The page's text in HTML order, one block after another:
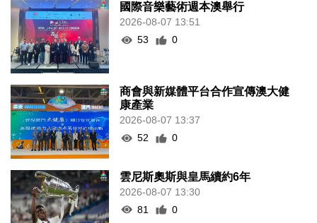
國際音樂藝術週本澳舉行
2026-08-07 13:51
53
0
商會與新媒體平台合作宣傳澳大健
康產業
2026-08-07 13:37
52
0
雲尼斯奧斯與皇馬續約6年
2026-08-07 13:30
81
0